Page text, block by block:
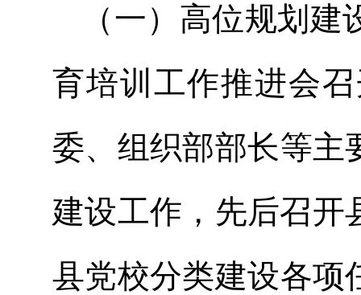
（一）高位规划
育培训工作推进会
委、组织部部长等主
建设工作，先后召开
县党校分类建设各项